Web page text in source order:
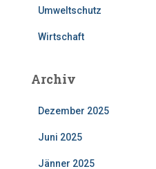
Umweltschutz
Wirtschaft
Archiv
Dezember 2025
Juni 2025
Jänner 2025